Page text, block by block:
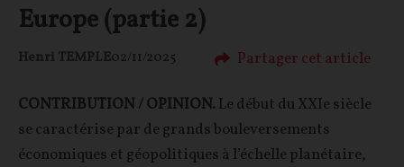
Europe (partie 2)
Henri TEMPLE02/11/2025 Partager cet article
CONTRIBUTION / OPINION.Le début du XXIe siècle
se caractérise par de grands bouleversements
économiques et géopolitiques à l’échelle planétaire,